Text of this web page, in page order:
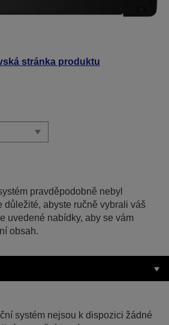
stránka produktu
pravděpodobně nebyl
důležité, abyste ručně vybrali váš
uvedené nabídky, aby se vám
obsah.
systém nejsou k dispozici žádné